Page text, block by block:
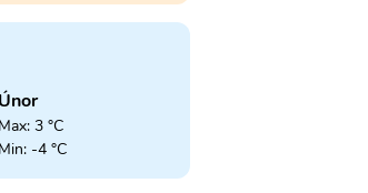
Únor
Max: 3 °C
Min: -4 °C